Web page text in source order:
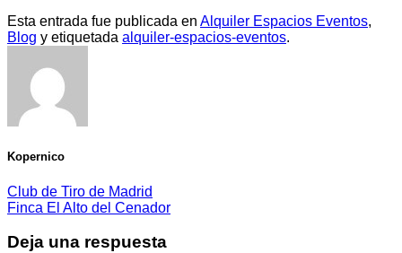
Esta entrada fue publicada en Alquiler Espacios Eventos,
Blog y etiquetada alquiler-espacios-eventos.
Kopernico
Club de Tiro de Madrid
Finca El Alto del Cenador
Deja una respuesta